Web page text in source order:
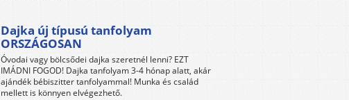
Dajka új típusú tanfolyam
ORSZÁGOSAN
Óvodai vagy bölcsődei dajka szeretnél lenni? EZT
IMÁDNI FOGOD! Dajka tanfolyam 3-4 hónap alatt, akár
ajándék bébiszitter tanfolyammal! Munka és család
mellett is könnyen elvégezhető.